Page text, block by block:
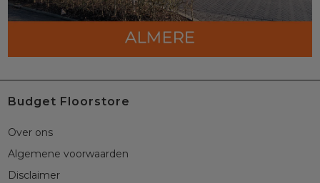
Budget Floorstore
Over ons
Algemene voorwaarden
Disclaimer